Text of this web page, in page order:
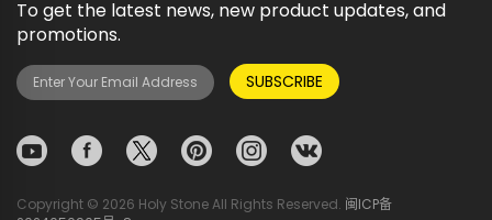
To get the latest news, new product updates, and
promotions.
SUBSCRIBE
Copyright © 2026 Holy Stone All Rights Reserved. 闽ICP备